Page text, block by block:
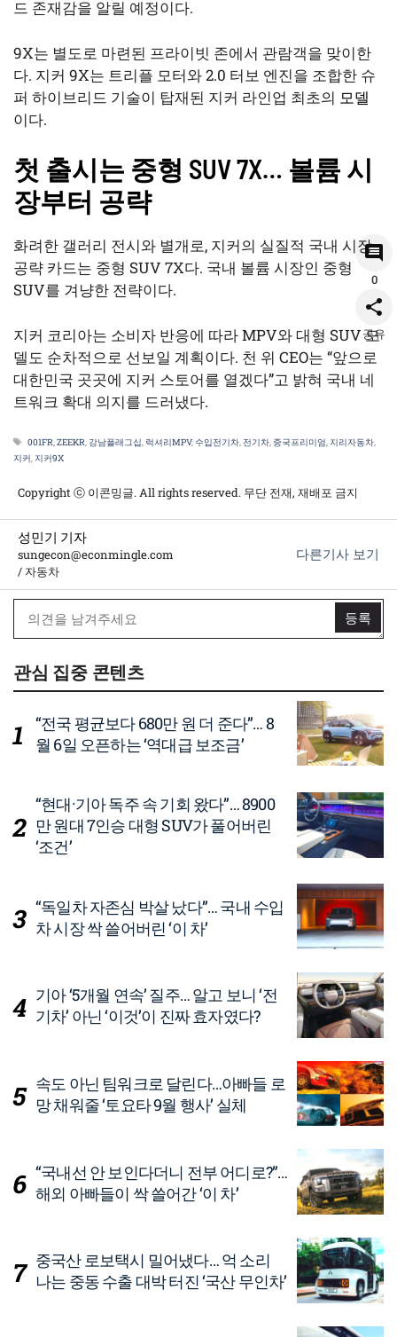
드 존재감을 알릴 예정이다.
9X는 별도로 마련된 프라이빗 존에서 관람객을 맞이한
다. 지커 9X는 트리플 모터와 2.0 터보 엔진을 조합한 슈
퍼 하이브리드 기술이 탑재된 지커 라인업 최초의 모델
이다.
첫 출시는 중형 SUV 7X… 볼륨 시
장부터 공략
화려한 갤러리 전시와 별개로, 지커의 실질적 국내 시장
공략 카드는 중형 SUV 7X다. 국내 볼륨 시장인 중형
SUV를 겨냥한 전략이다.
지커 코리아는 소비자 반응에 따라 MPV와 대형 SUV 모
델도 순차적으로 선보일 계획이다. 천 위 CEO는 “앞으로
대한민국 곳곳에 지커 스토어를 열겠다”고 밝혀 국내 네
트워크 확대 의지를 드러냈다.
0
공유
태
그
001FR,ZEEKR, 강남플래그십, 럭셔리MPV,수입전기차,전기차,중국프리미엄, 지리자동차,
지커, 지커9X
Copyright ⓒ 이콘밍글. All rights reserved. 무단 전재, 재배포 금지
성민기 기자
sungecon@econmingle.com
/ 자동차
다른기사 보기
관심 집중 콘텐츠
“전국 평균보다 680만 원 더 준다”… 8
월 6일 오픈하는 ‘역대급 보조금’
“현대·기아 독주 속 기회 왔다”… 8900
만 원대 7인승 대형 SUV가 풀어버린
‘조건’
“독일차 자존심 박살 났다”… 국내 수입
차 시장 싹 쓸어버린 ‘이 차’
기아 ‘5개월 연속’ 질주… 알고 보니 ‘전
기차’ 아닌 ‘이것’이 진짜 효자였다?
속도 아닌 팀워크로 달린다…아빠들 로
망 채워줄 ‘토요타 9월 행사’ 실체
“국내선 안 보인다더니 전부 어디로?”…
해외 아빠들이 싹 쓸어간 ‘이 차’
중국산 로보택시 밀어냈다… 억 소리
나는 중동 수출 대박 터진 ‘국산 무인차’